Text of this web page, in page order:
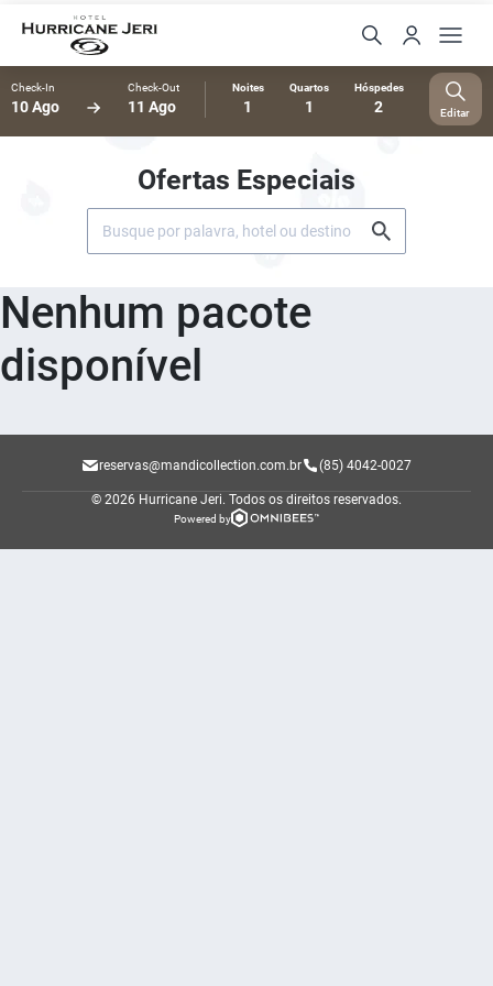
Check-In
10 Ago
Check-Out
11 Ago
Noites
1
Quartos
1
Hóspedes
2 Editar
Ofertas Especiais
Nenhum pacote
disponível
reservas@mandicollection.com.br (85) 4042-0027
© 2026 Hurricane Jeri. Todos os direitos reservados.
Powered by